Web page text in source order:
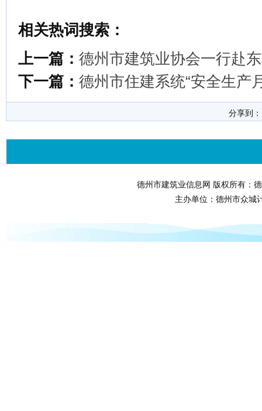
相关热词搜索：
上一篇： 德州市建筑业协会一行赴
下一篇： 德州市住建系统“安全生产
分享到
德州市建筑业信息网 版权所有：
主办单位：德州市众城